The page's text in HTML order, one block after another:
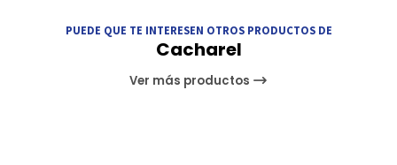
PUEDE QUE TE INTERESEN OTROS PRODUCTOS DE
Cacharel
Ver más productos